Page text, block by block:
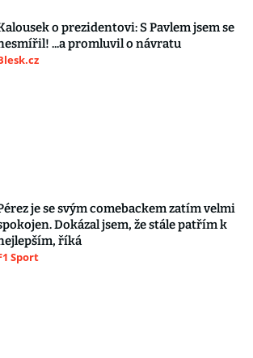
o prezidentovi: S Pavlem jsem se
...a promluvil o návratu
je se svým comebackem zatím velmi
Dokázal jsem, že stále patřím k
říká
Sport